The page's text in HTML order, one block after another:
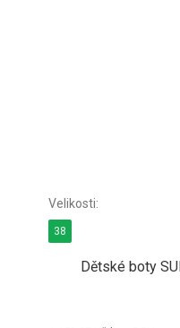
Dětské boty
38